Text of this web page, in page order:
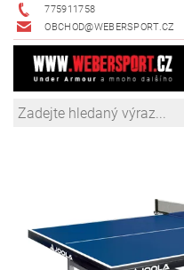
775911758
OBCHOD@WEBERSPORT.CZ